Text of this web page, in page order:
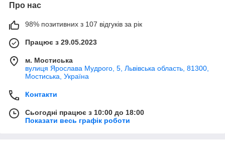
Про нас
98% позитивних з 107 відгуків за рік
Працює з 29.05.2023
м. Мостиська
вулиця Ярослава Мудрого, 5, Львівська область, 81300,
Мостиська, Україна
Контакти
Сьогодні працює з 10:00 до 18:00
Показати весь графік роботи